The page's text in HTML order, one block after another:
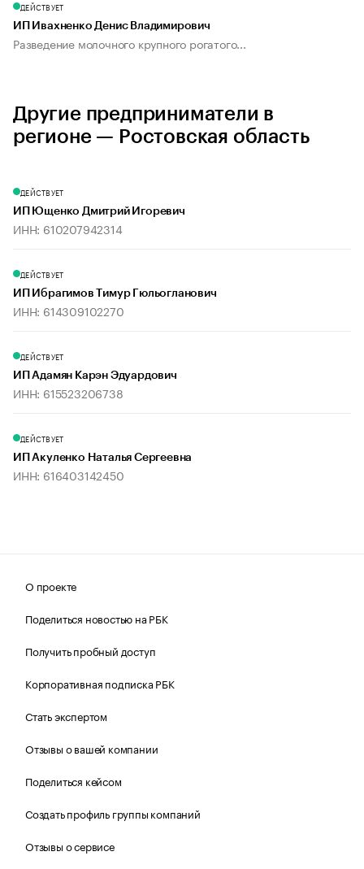
ДЕЙСТВУЕТ
ИП Ивахненко Денис Владимирович
Разведение молочного крупного рогатого...
Другие предприниматели в
регионе — Ростовская область
ДЕЙСТВУЕТ
ИП Ющенко Дмитрий Игоревич
ИНН: 610207942314
ДЕЙСТВУЕТ
ИП Ибрагимов Тимур Гюльогланович
ИНН: 614309102270
ДЕЙСТВУЕТ
ИП Адамян Карэн Эдуардович
ИНН: 615523206738
ДЕЙСТВУЕТ
ИП Акуленко Наталья Сергеевна
ИНН: 616403142450
О проекте
Поделиться новостью на РБК
Получить пробный доступ
Корпоративная подписка РБК
Стать экспертом
Отзывы о вашей компании
Поделиться кейсом
Создать профиль группы компаний
Отзывы о сервисе